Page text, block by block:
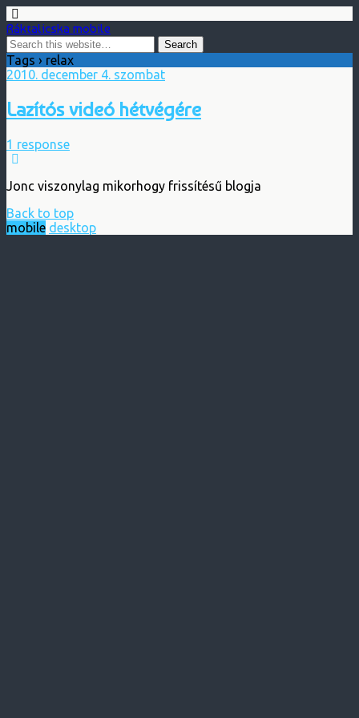
Ráktalicska mobile
Tags › relax
2010. december 4. szombat
Lazítós videó hétvégére
1 response
Jonc viszonylag mikorhogy frissítésű blogja
Back to top
mobile desktop